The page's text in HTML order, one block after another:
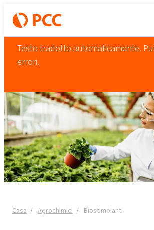
Testo tradotto automaticamente.
errori.
Casa Agrochimici Biostimolanti